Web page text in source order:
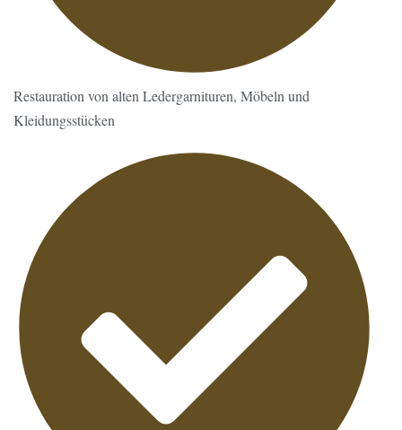
Restauration von alten Ledergarnituren, Möbeln und
Kleidungsstücken